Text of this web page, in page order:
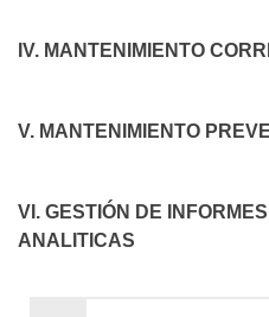
IV. MANTENIMIENTO
V. MANTENIMIENTO
VI. GESTIÓN DE
ANALITICAS